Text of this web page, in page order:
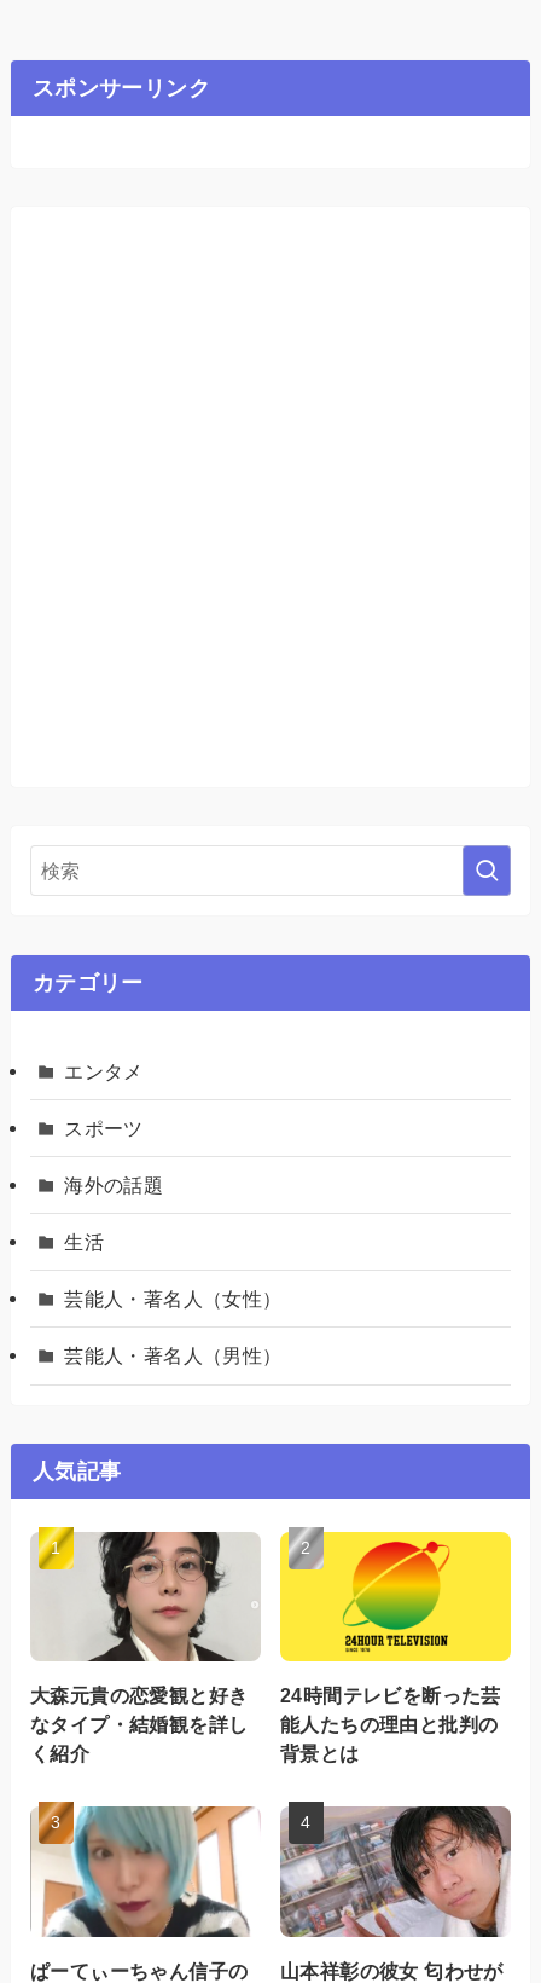
スポンサーリンク
カテゴリー
エンタメ
スポーツ
海外の話題
生活
芸能人・著名人（女性）
芸能人・著名人（男性）
人気記事
大森元貴の恋愛観と好き
なタイプ・結婚観を詳し
く紹介
24時間テレビを断った芸
能人たちの理由と批判の
背景とは
ぱーてぃーちゃん信子の
山本祥彰の彼女 匂わせが